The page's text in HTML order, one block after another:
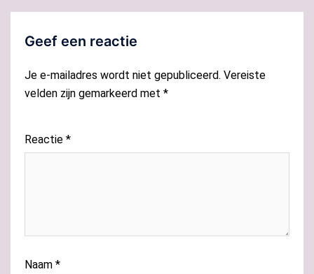
Geef een reactie
Je e-mailadres wordt niet gepubliceerd. Vereiste
velden zijn gemarkeerd met *
Reactie *
Naam *